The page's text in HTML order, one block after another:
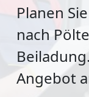
Planen
nach
Angebot